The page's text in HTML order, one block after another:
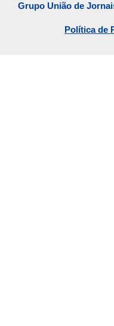
Grupo União de
Política de